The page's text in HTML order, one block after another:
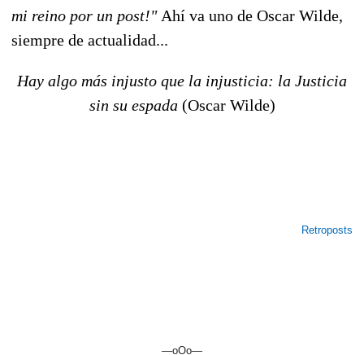
mi reino por un post!" Ahí va uno de Oscar Wilde,
siempre de actualidad...
Hay algo más injusto que la injusticia: la Justicia
sin su espada (Oscar Wilde)
Retroposts
—oOo—